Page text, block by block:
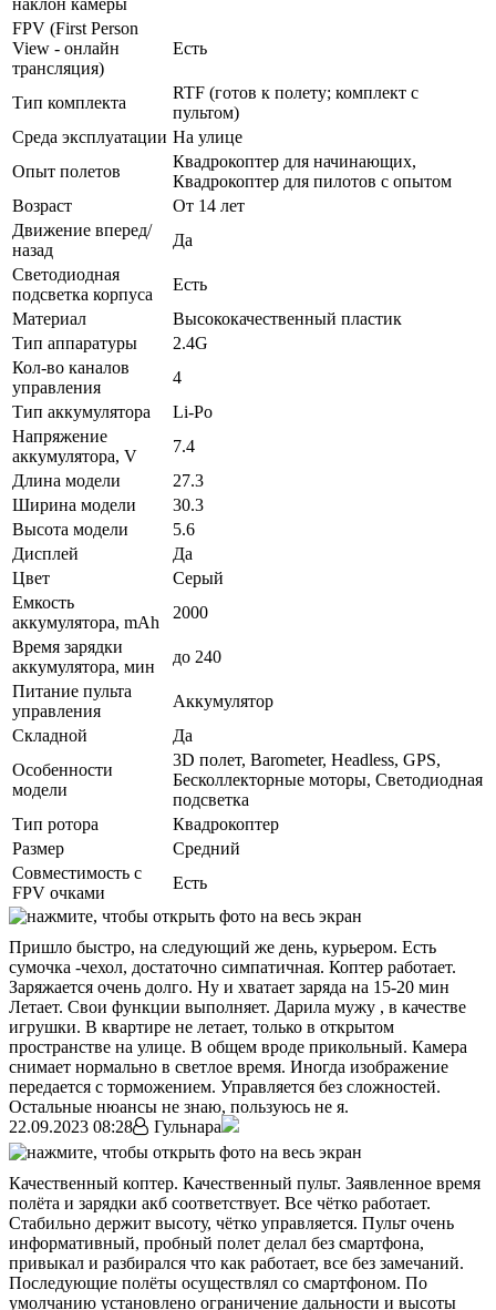
FPV (First Person
View - онлайн
трансляция)
Есть
Тип комплекта
RTF (готов к полету; комплект с
пультом)
Среда эксплуатации На улице
Опыт полетов
Квадрокоптер для начинающих,
Квадрокоптер для пилотов с опытом
Возраст
От 14 лет
Движение вперед/
назад
Да
Светодиодная
подсветка корпуса
Есть
Материал
Высококачественный пластик
Тип аппаратуры
2.4G
Кол-во каналов
управления
4
Тип аккумулятора
Li-Po
Напряжение
аккумулятора, V
7.4
Длина модели
27.3
Ширина модели
30.3
Высота модели
5.6
Дисплей
Да
Цвет
Серый
Емкость
аккумулятора, mAh
2000
Время зарядки
аккумулятора, мин
до 240
Питание пульта
управления
Аккумулятор
Складной
Да
Особенности
модели
3D полет, Barometer, Headless, GPS,
Бесколлекторные моторы, Светодиодная
подсветка
Тип ротора
Квадрокоптер
Размер
Средний
Совместимость с
FPV очками
Есть
Пришло быстро, на следующий же день, курьером. Есть
сумочка -чехол, достаточно симпатичная. Коптер работает.
Заряжается очень долго. Ну и хватает заряда на 15-20 мин
Летает. Свои функции выполняет. Дарила мужу , в качестве
игрушки. В квартире не летает, только в открытом
пространстве на улице. В общем вроде прикольный. Камера
снимает нормально в светлое время. Иногда изображение
передается с торможением. Управляется без сложностей.
Остальные нюансы не знаю, пользуюсь не я.
22.09.2023 08:28
Гульнара
Качественный коптер. Качественный пульт. Заявленное время
полёта и зарядки акб соответствует. Все чётко работает.
Стабильно держит высоту, чётко управляется. Пульт очень
информативный, пробный полет делал без смартфона,
привыкал и разбирался что как работает, все без замечаний.
Последующие полёты осуществлял со смартфоном. По
умолчанию установлено ограничение дальности и высоты